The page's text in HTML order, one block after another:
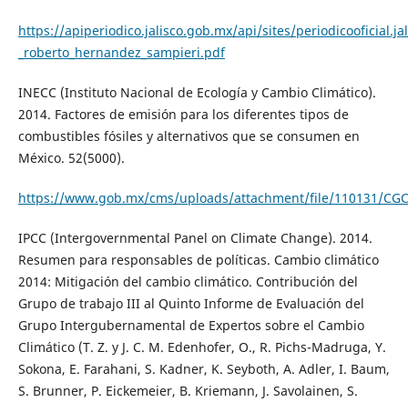
https://apiperiodico.jalisco.gob.mx/api/sites/
_roberto_hernandez_sampieri.pdf
INECC (Instituto Nacional de Ecología y Cambio Climático).
2014. Factores de emisión para los diferentes tipos de
combustibles fósiles y alternativos que se consumen en
México. 52(5000).
https://www.gob.mx/cms/uploads/attachment/file/110131/
IPCC (Intergovernmental Panel on Climate Change). 2014.
Resumen para responsables de políticas. Cambio climático
2014: Mitigación del cambio climático. Contribución del
Grupo de trabajo III al Quinto Informe de Evaluación del
Grupo Intergubernamental de Expertos sobre el Cambio
Climático (T. Z. y J. C. M. Edenhofer, O., R. Pichs-Madruga, Y.
Sokona, E. Farahani, S. Kadner, K. Seyboth, A. Adler, I. Baum,
S. Brunner, P. Eickemeier, B. Kriemann, J. Savolainen, S.